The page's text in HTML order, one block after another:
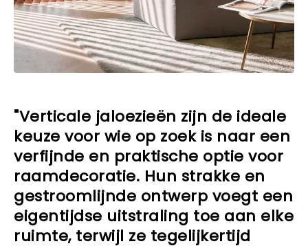
"Verticale jaloezieën zijn de ideale
keuze voor wie op zoek is naar een
verfijnde en praktische optie voor
raamdecoratie. Hun strakke en
gestroomlijnde ontwerp voegt een
eigentijdse uitstraling toe aan elke
ruimte, terwijl ze tegelijkertijd